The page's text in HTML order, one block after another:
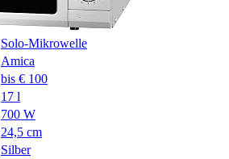
Solo-Mikrowelle
Amica
bis € 100
17 l
700 W
24,5 cm
Silber